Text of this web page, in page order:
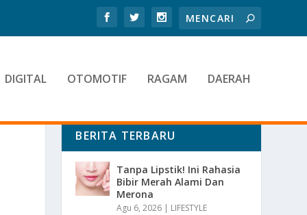
DIGITAL OTOMOTIF RAGAM DAERAH
BERITA TERBARU
Tanpa Lipstik! Ini Rahasia
Bibir Merah Alami Dan
Merona
Agu 6, 2026 | LIFESTYLE